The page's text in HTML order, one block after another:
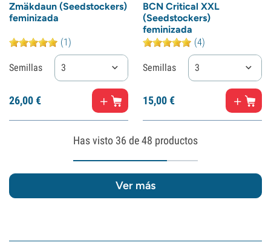
Zmäkdaun (Seedstockers)
feminizada
(1)
Semillas 3
26,00€
BCN Critical XXL
(Seedstockers)
feminizada
(4)
Semillas 3
15,00€
Has visto 36 de 48 productos
Ver más